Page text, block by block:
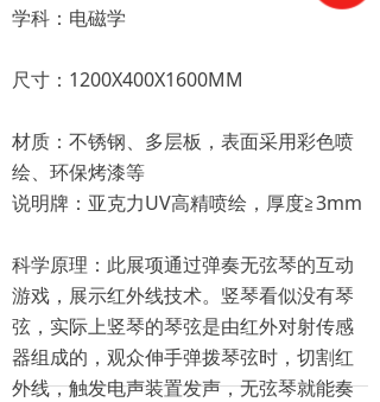
学科：电磁学
尺寸：1200X400X1600MM
材质：不锈钢、多层板，表面采用彩色喷
绘、环保烤漆等
说明牌：亚克力UV高精喷绘，厚度≧3mm
科学原理：此展项通过弹奏无弦琴的互动
游戏，展示红外线技术。竖琴看似没有琴
弦，实际上竖琴的琴弦是由红外对射传感
器组成的，观众伸手弹拨琴弦时，切割红
外线，触发电声装置发声，无弦琴就能奏